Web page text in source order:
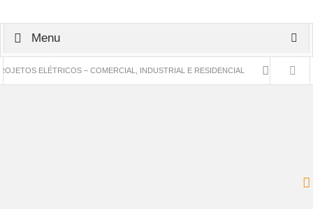
Menu
ELÉTRICOS – COMERCIAL, INDUSTRIAL E RESIDENCIAL Instalação de